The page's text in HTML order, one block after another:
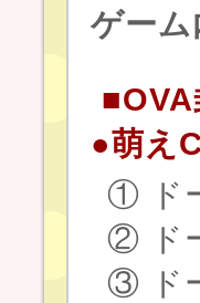
ゲー
●萌え
① ド
② ド
③ ド